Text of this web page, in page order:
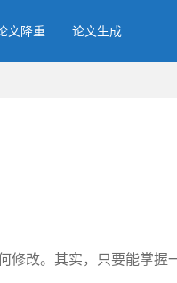
文降重 论文生成
改。其实，只要能掌